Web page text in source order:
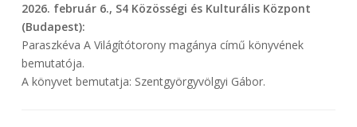
2026. február 6., S4 Közösségi és Kulturális Központ
(Budapest):
Paraszkéva A Világítótorony magánya című könyvének
bemutatója.
A könyvet bemutatja: Szentgyörgyvölgyi Gábor.